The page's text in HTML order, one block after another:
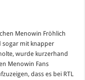
Menowin Fröhlich
sogar mit knapper
wurde kurzerhand
Menowin Fans
dass es bei RTL